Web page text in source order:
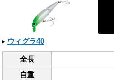
ウィグラ40
全長
自重